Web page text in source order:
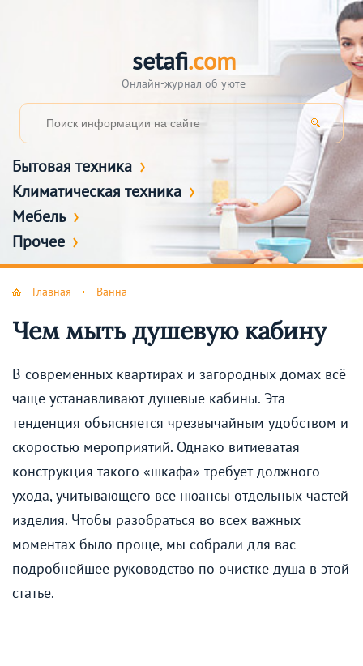
setafi.com
Онлайн-журнал об уюте
Бытовая техника
Климатическая техника
Мебель
Прочее
Главная Ванна
Чем мыть душевую кабину
В современных квартирах и загородных домах всё
чаще устанавливают душевые кабины. Эта
тенденция объясняется чрезвычайным удобством и
скоростью мероприятий. Однако витиеватая
конструкция такого «шкафа» требует должного
ухода, учитывающего все нюансы отдельных частей
изделия. Чтобы разобраться во всех важных
моментах было проще, мы собрали для вас
подробнейшее руководство по очистке душа в этой
статье.